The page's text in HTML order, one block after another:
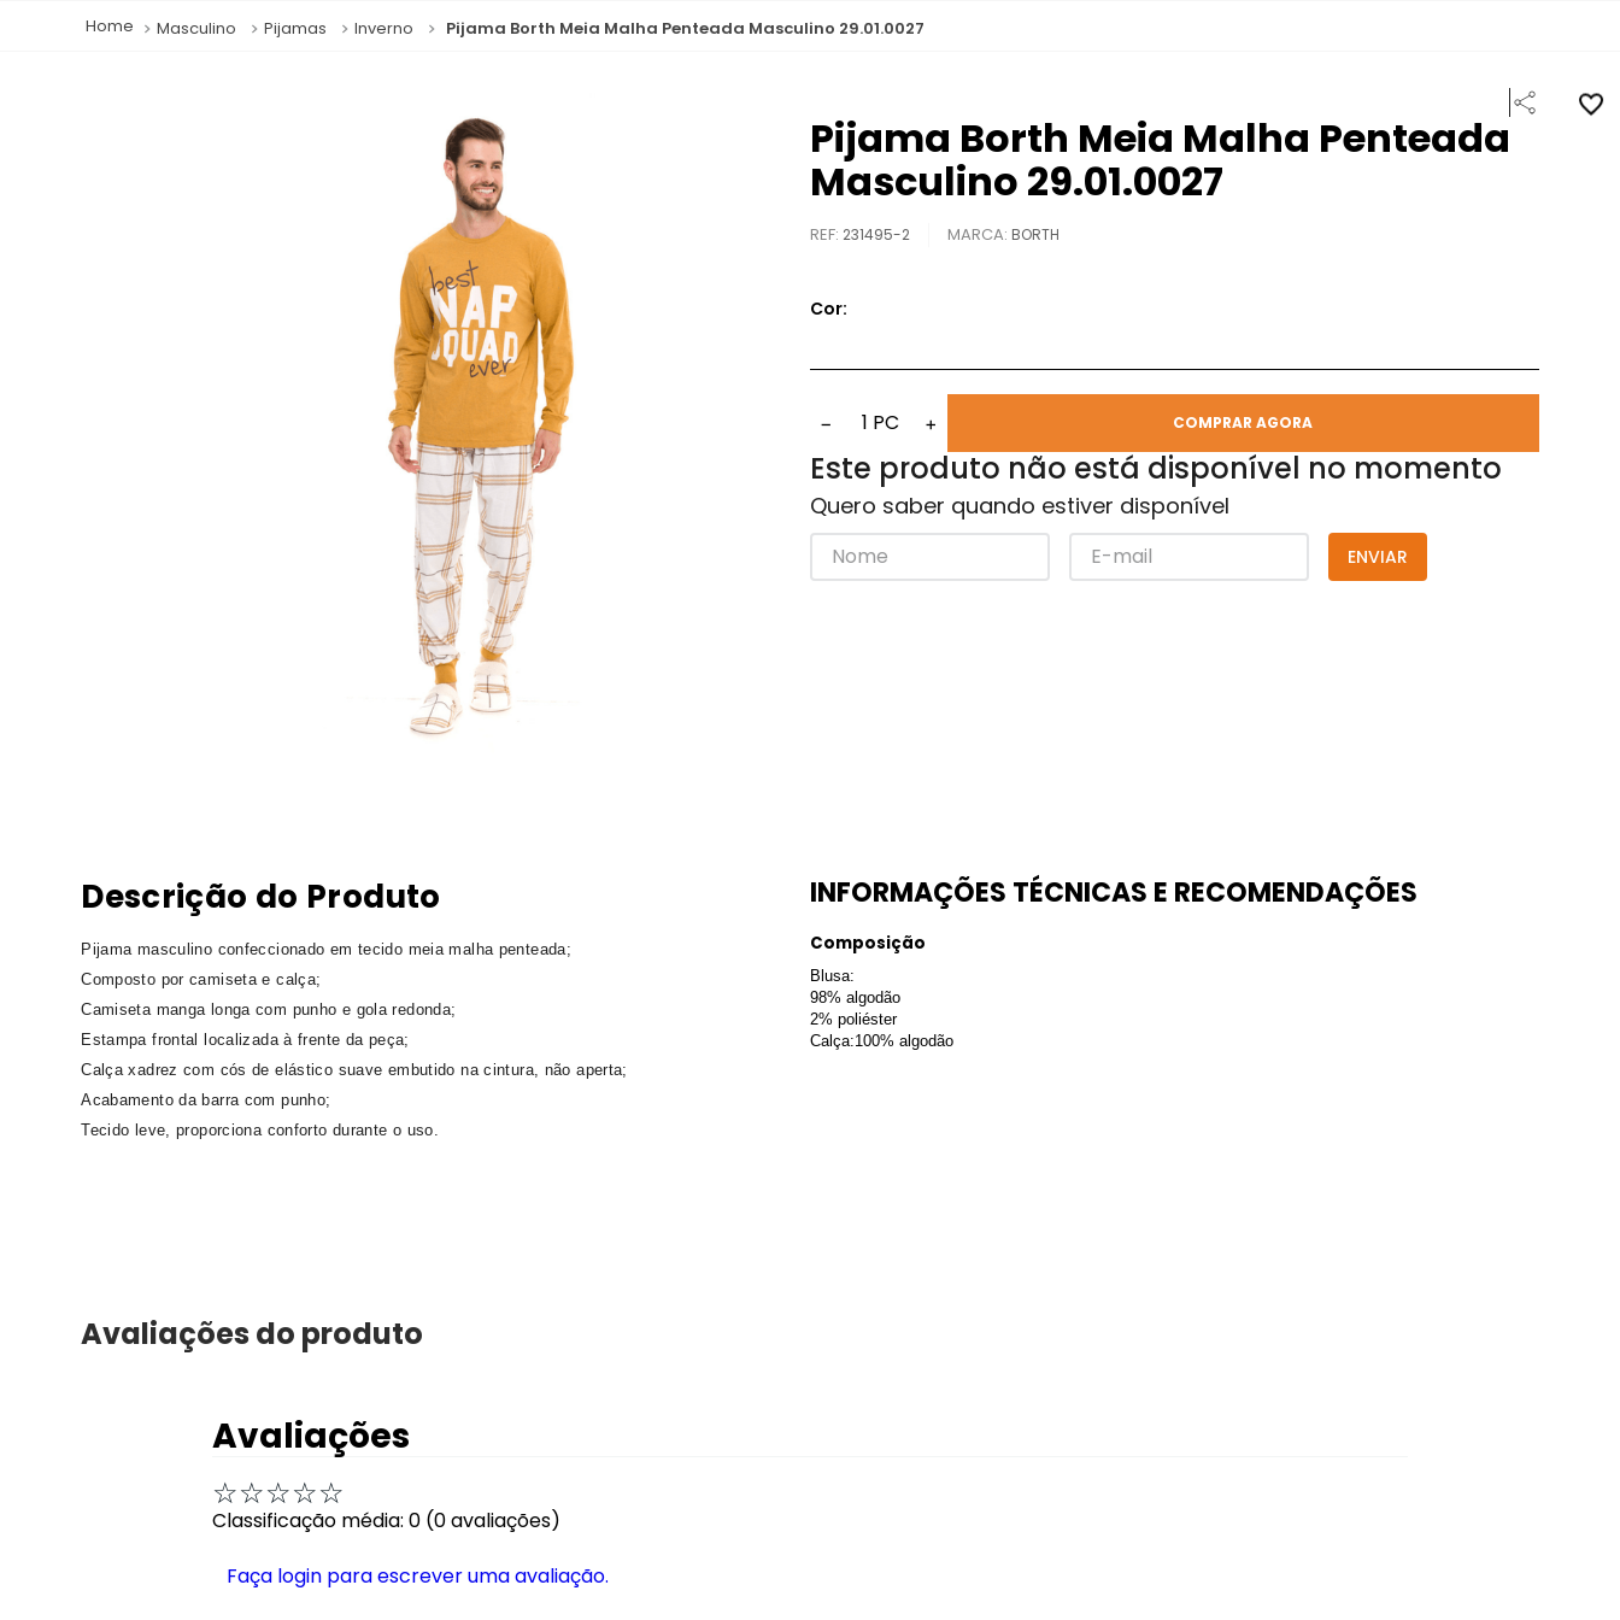
Masculino Pijamas Inverno Pijama Borth Meia Malha Penteada Masculino 29.01.0027
Pijama Borth Meia Malha Penteada
Masculino 29.01.0027
REF: 231495-2 BORTH
Cor:
− 1 PC + COMPRAR AGORA
Este produto não está disponível no momento
Quero saber quando estiver disponível
ENVIAR
Descrição do Produto
Pijama masculino confeccionado em tecido meia malha penteada;
Composto por camiseta e calça;
Camiseta manga longa com punho e gola redonda;
Estampa frontal localizada à frente da peça;
Calça xadrez com cós de elástico suave embutido na cintura, não aperta;
Acabamento da barra com punho;
Tecido leve, proporciona conforto durante o uso.
INFORMAÇÕES TÉCNICAS E RECOMENDAÇÕES
Composição
Blusa:
98% algodão
2% poliéster
Calça:100% algodão
Avaliações do produto
Avaliações
☆☆☆☆☆
Classificação média: 0 (0 avaliações)
Faça login para escrever uma avaliação.